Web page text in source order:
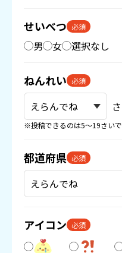
せいべつ 必須
男 女 選択なし
ねんれい 必須
※投稿できるのは5〜19さい
都道府県 必須
アイコン 必須